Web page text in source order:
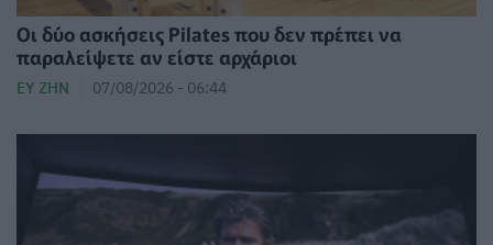
Οι δύο ασκήσεις Pilates που δεν πρέπει να
παραλείψετε αν είστε αρχάριοι
ΕΥ ΖΗΝ 07/08/2026 - 06:44